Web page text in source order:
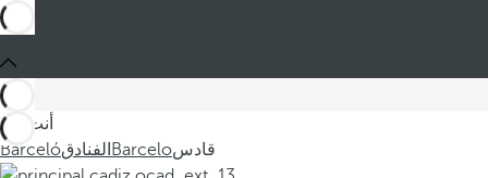
أنت في
Barcelóالفنادق Barceloقادس